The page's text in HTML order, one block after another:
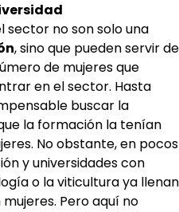
sector no son solo una
, sino que pueden servir de
de mujeres que
en el sector. Hasta
buscar la
la formación la tenían
No obstante, en pocos
y universidades con
o la viticultura ya llenan
Pero aquí no